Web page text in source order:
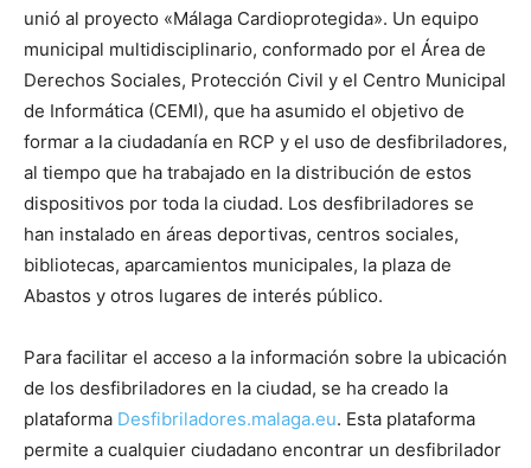
unió al proyecto «Málaga Cardioprotegida». Un equipo
municipal multidisciplinario, conformado por el Área de
Derechos Sociales, Protección Civil y el Centro Municipal
de Informática (CEMI), que ha asumido el objetivo de
formar a la ciudadanía en RCP y el uso de desfibriladores,
al tiempo que ha trabajado en la distribución de estos
dispositivos por toda la ciudad. Los desfibriladores se
han instalado en áreas deportivas, centros sociales,
bibliotecas, aparcamientos municipales, la plaza de
Abastos y otros lugares de interés público.
Para facilitar el acceso a la información sobre la ubicación
de los desfibriladores en la ciudad, se ha creado la
plataforma Desfibriladores.malaga.eu. Esta plataforma
permite a cualquier ciudadano encontrar un desfibrilador